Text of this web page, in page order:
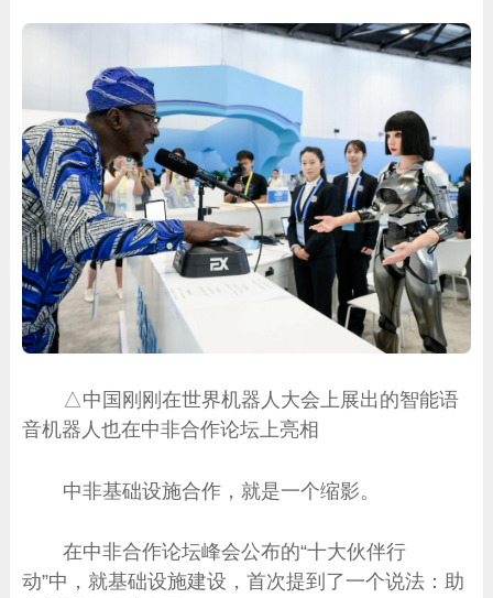
△中国刚刚在世界机器人大会上展出的智能语
音机器人也在中非合作论坛上亮相
中非基础设施合作，就是一个缩影。
在中非合作论坛峰会公布的“十大伙伴行
动”中，就基础设施建设，首次提到了一个说法：助